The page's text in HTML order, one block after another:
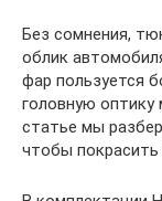
Без сомнения,
облик
фар пользуется
головную оптику
статье мы
чтобы покрасить